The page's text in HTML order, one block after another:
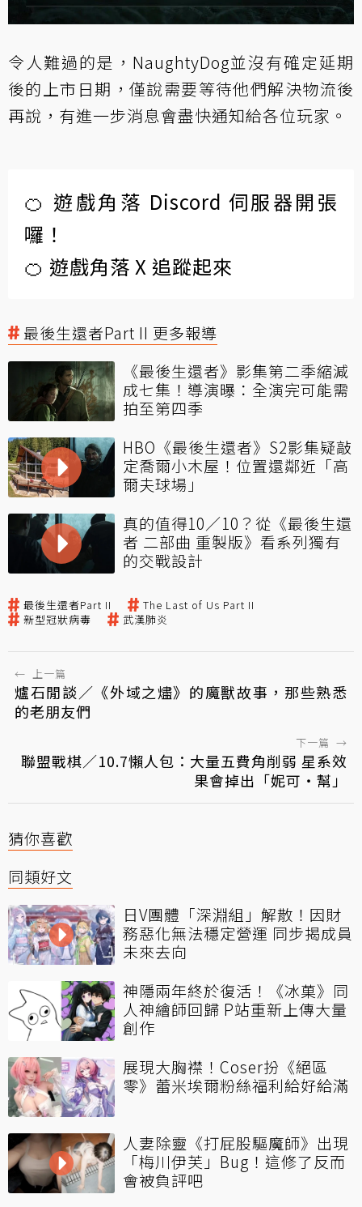
令人難過的是，NaughtyDog並沒有確定延期
後的上市日期，僅說需要等待他們解決物流後
再說，有進一步消息會盡快通知給各位玩家。
🍊 遊戲角落 Discord 伺服器開張
囉！
🍊 遊戲角落 X 追蹤起來
最後生還者Part II 更多報導
《最後生還者》影集第二季縮減
成七集！導演曝：全演完可能需
拍至第四季
HBO《最後生還者》S2影集疑敲
定喬爾小木屋！位置還鄰近「高
爾夫球場」
真的值得10／10？從《最後生還
者 二部曲 重製版》看系列獨有
的交戰設計
最後生還者Part II
The Last of Us Part II
新型冠狀病毒
武漢肺炎
← 上一篇
爐石閒談／《外域之燼》的魔獸故事，那些熟悉
的老朋友們
下一篇 →
聯盟戰棋／10.7懶人包：大量五費角削弱 星系效
果會掉出「妮可‧幫」
猜你喜歡
同類好文
日V團體「深淵組」解散！因財
務惡化無法穩定營運 同步揭成員
未來去向
神隱兩年終於復活！《冰菓》同
人神繪師回歸 P站重新上傳大量
創作
展現大胸襟！Coser扮《絕區
零》蕾米埃爾粉絲福利給好給滿
人妻除靈《打屁股驅魔師》出現
「梅川伊芙」Bug！這修了反而
會被負評吧